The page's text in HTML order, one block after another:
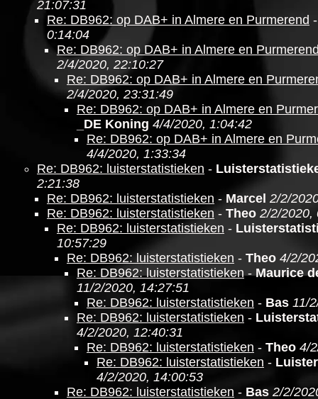
21:07:31
Re: DB962: op DAB+ in Almere en Purmerend
0:14:04
Re: DB962: op DAB+ in Almere en
2/4/2020, 22:10:27
Re: DB962: op DAB+ in Almere en
2/4/2020, 23:31:49
Re: DB962: op DAB+ in Almere en
_DE Koning 4/4/2020, 1:04:42
Re: DB962: op DAB+ in Almere en
4/4/2020, 1:33:34
Re: DB962: luisterstatistieken -
2:21:38
Re: DB962: luisterstatistieken - Marcel 2/2/
Re: DB962: luisterstatistieken - Theo 2/2/2020,
Re: DB962: luisterstatistieken -
10:57:29
Re: DB962: luisterstatistieken - Theo 4/2/
Re: DB962: luisterstatistieken-Maurice
11/2/2020, 14:27:51
Re: DB962: luisterstatistieken - Bas 11/
Re: DB962: luisterstatistieken -
4/2/2020, 12:40:31
Re: DB962: luisterstatistieken - Theo 4/
Re: DB962: luisterstatistieken -
4/2/2020, 14:00:53
Re: DB962: luisterstatistieken - Bas 2/2/